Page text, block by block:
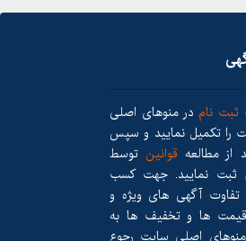
ثبت نام در منوهای اصلی
را تکمیل نمایید و سپس
از مطالعه قوانین توسط
ثبت نمایید. جهت کسب
تفاوت آگهی های ویژه و
قیمت ها و تخفیف ها به
اصلی سایت رجوع